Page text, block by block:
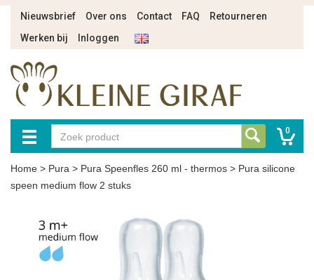
Nieuwsbrief Over ons Contact FAQ
Retourneren
Werken bij
Inloggen
0
Home > Pura > Pura Speenfles 260 ml - thermos > Pura silicone
speen medium flow 2 stuks